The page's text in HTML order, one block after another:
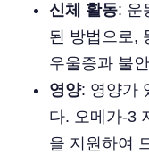
신체 활동: 운
된 방법으로,
우울증과 불
영양: 영양가
다. 오메가-3
을 지원하여